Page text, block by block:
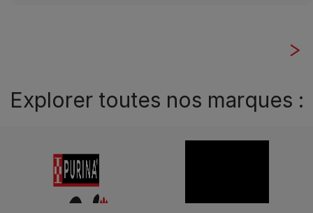
Explorer toutes nos marques :